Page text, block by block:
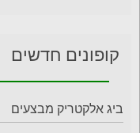
קופונים חדשים
ביג אלקטריק מבצעים